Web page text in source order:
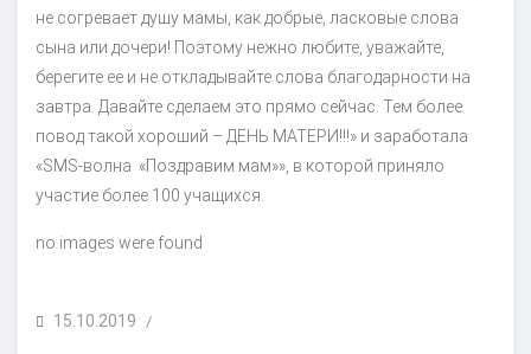
не согревает душу мамы, как добрые, ласковые слова
сына или дочери! Поэтому нежно любите, уважайте,
берегите ее и не откладывайте слова благодарности на
завтра. Давайте сделаем это прямо сейчас. Тем более
повод такой хороший – ДЕНЬ МАТЕРИ!!!» и заработала
«SMS-волна «Поздравим мам»», в которой приняло
участие более 100 учащихся.
no images were found
POSTED
15.10.2019 /